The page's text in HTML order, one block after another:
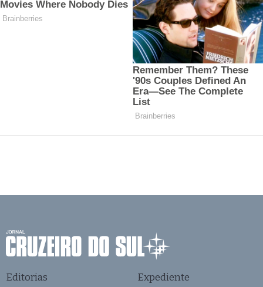
Editorias Expediente